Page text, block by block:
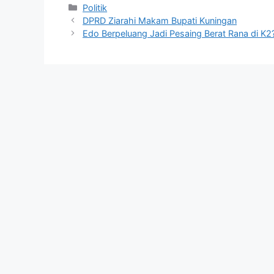
Kategori
Politik
DPRD Ziarahi Makam Bupati Kuningan
Edo Berpeluang Jadi Pesaing Berat Rana di